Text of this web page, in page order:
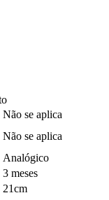
Não se aplica
Não se aplica
Analógico
3 meses
21cm